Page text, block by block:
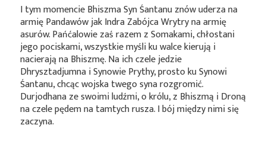
I tym momencie Bhiszma Syn Śantanu znów uderza na
armię Pandawów jak Indra Zabójca Wrytry na armię
asurów. Pańćalowie zaś razem z Somakami, chłostani
jego pociskami, wszystkie myśli ku walce kierują i
nacierają na Bhiszmę. Na ich czele jedzie
Dhrysztadjumna i Synowie Prythy, prosto ku Synowi
Śantanu, chcąc wojska twego syna rozgromić.
Durjodhana ze swoimi ludźmi, o królu, z Bhiszmą i Droną
na czele pędem na tamtych rusza. I bój między nimi się
zaczyna.